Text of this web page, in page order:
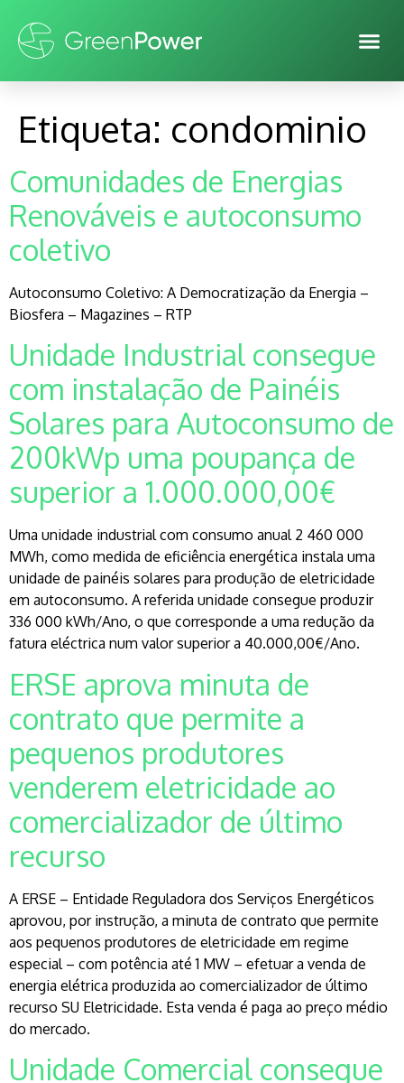
Etiqueta: condominio
Comunidades de Energias
Renováveis e autoconsumo
coletivo
Autoconsumo Coletivo: A Democratização da Energia –
Biosfera – Magazines – RTP
Unidade Industrial consegue
com instalação de Painéis
Solares para Autoconsumo de
200kWp uma poupança de
superior a 1.000.000,00€
Uma unidade industrial com consumo anual 2 460 000
MWh, como medida de eficiência energética instala uma
unidade de painéis solares para produção de eletricidade
em autoconsumo. A referida unidade consegue produzir
336 000 kWh/Ano, o que corresponde a uma redução da
fatura eléctrica num valor superior a 40.000,00€/Ano.
ERSE aprova minuta de
contrato que permite a
pequenos produtores
venderem eletricidade ao
comercializador de último
recurso
A ERSE – Entidade Reguladora dos Serviços Energéticos
aprovou, por instrução, a minuta de contrato que permite
aos pequenos produtores de eletricidade em regime
especial – com potência até 1 MW – efetuar a venda de
energia elétrica produzida ao comercializador de último
recurso SU Eletricidade. Esta venda é paga ao preço médio
do mercado.
Unidade Comercial consegue